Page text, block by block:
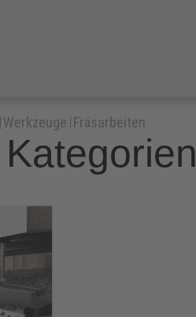
Werkzeuge Fräsarbeiten